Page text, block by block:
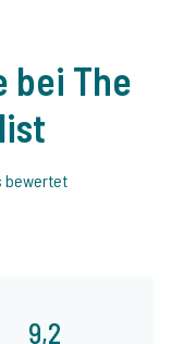
bei The
bewertet
9,2